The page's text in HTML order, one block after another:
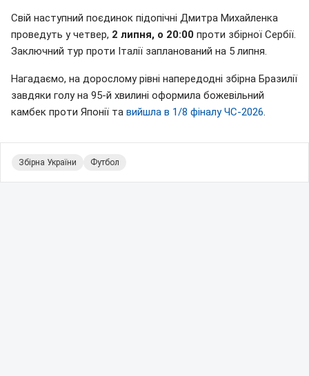
Свій наступний поєдинок підопічні Дмитра Михайленка
проведуть у четвер, 2 липня, о 20:00 проти збірної Сербії.
Заключний тур проти Італії запланований на 5 липня.
Нагадаємо, на дорослому рівні напередодні збірна Бразилії
завдяки голу на 95-й хвилині оформила божевільний
камбек проти Японії та вийшла в 1/8 фіналу ЧС-2026
Збірна України Футбол